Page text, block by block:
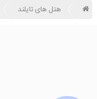
هتل های تایلند